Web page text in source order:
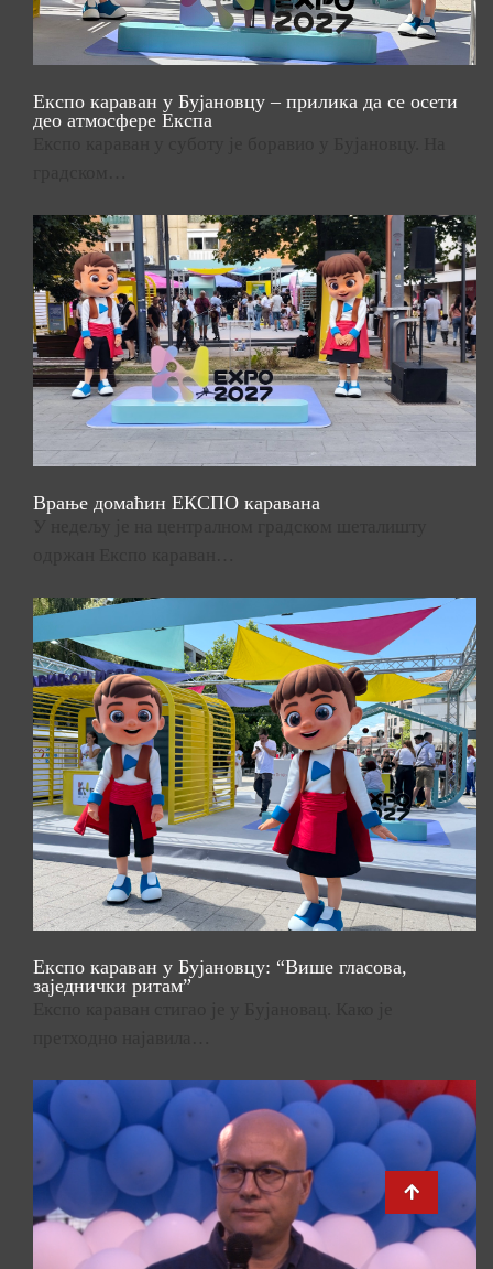
Експо караван у Бујановцу – прилика да се осети
део атмосфере Експа
Врање домаћин ЕКСПО каравана
Експо караван у Бујановцу: “Више гласова,
заједнички ритам”